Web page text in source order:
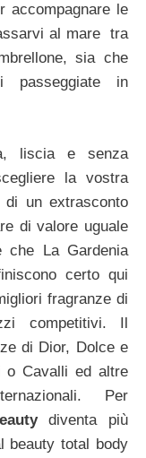
accompagnare le
al mare tra
sia che
passeggiate in
liscia e senza
la vostra
un extrasconto
di valore uguale
La Gardenia
certo qui
fragranze di
competitivi. Il
di Dior, Dolce e
o Cavalli ed altre
Per
diventa più
beauty total body